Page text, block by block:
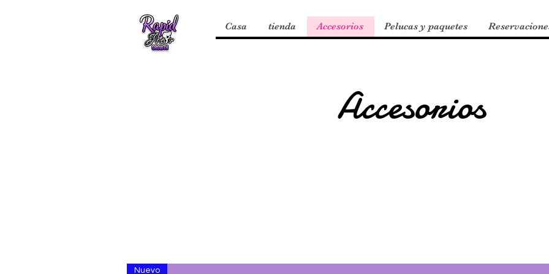
Casa tienda Accesorios Pelucas y paquetes
Accesorios
Nuevo